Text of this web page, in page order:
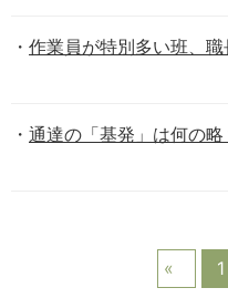
作業員が特別多い班、
通達の「基発」は何の
1